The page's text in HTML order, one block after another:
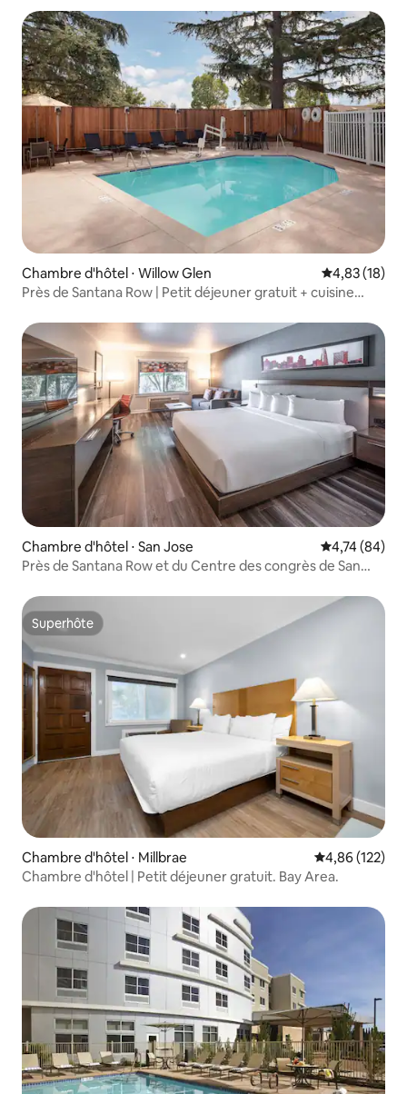
Chambre d'hôtel ⋅ Willow Glen Évaluation
4,83 (18)
Près de Santana Row | Petit déjeuner gratuit + cuisine
Chambre d'hôtel ⋅ San Jose Évaluation
4,74 (84)
Près de Santana Row et du Centre des congrès de San
Superhôte
Superhôte
Chambre d'hôtel ⋅ Millbrae Évaluation
4,86 (122)
Chambre d'hôtel | Petit déjeuner gratuit. Bay Area.